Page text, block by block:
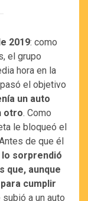
2019: como
el grupo
hora en la
el objetivo
un auto
otro. Como
le bloqueó el
de que él
sorprendió
que, aunque
cumplir
a un auto